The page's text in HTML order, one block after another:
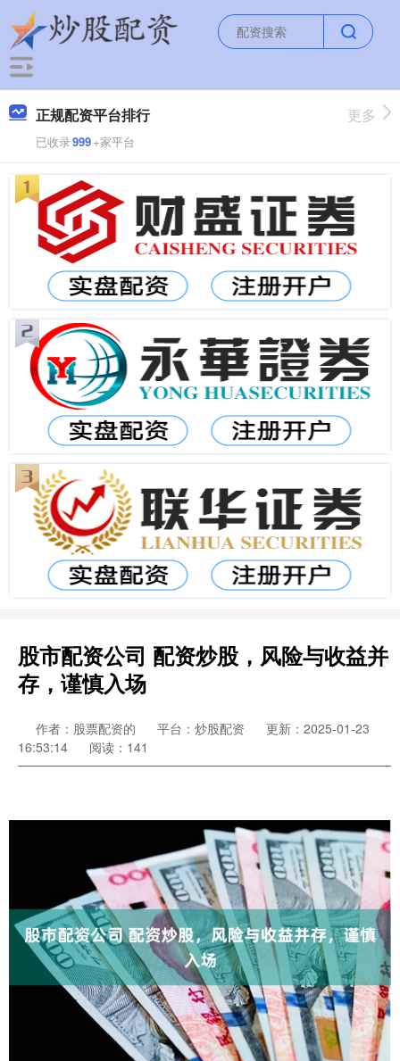
正规配资平台排行
已收录999+家平台
更多
股市配资公司 配资炒股，风险与收益并
存，谨慎入场
作者：股票配资的 平台：炒股配资
更新：2025-01-23
16:53:14
阅读：141